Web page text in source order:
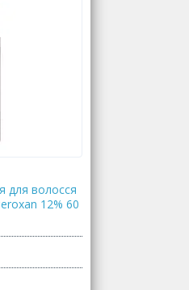
для волосся
12% 60